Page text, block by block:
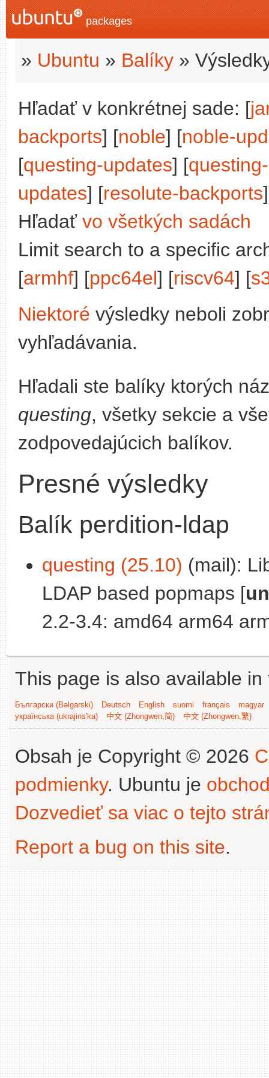
packages
» Ubuntu » Balíky »
Hľadať v konkrétnej sade: [
backports] [noble] [noble-
[questing-updates] [
updates] [resolute-backports
Hľadať vo všetkých sadách
Limit search to a specific
[armhf] [ppc64el] [riscv64] [
Niektoré výsledky neboli
vyhľadávania.
Hľadali ste balíky ktorých
questing, všetky sekcie a
zodpovedajúcich balíkov.
Presné výsledky
Balík perdition-ldap
questing (25.10) (mail):
LDAP based popmaps [
2.2-3.4: amd64 arm64
This page is also available
Български (Bəlgarski) Deutsch English suomi français
magyar
українська (ukrajins'ka)
中文 (Zhongwen,简) 中文 (Zhongwen,繁)
Obsah je Copyright © 2026
podmienky. Ubuntu je
Dozvedieť sa viac o tejto
Report a bug on this site.